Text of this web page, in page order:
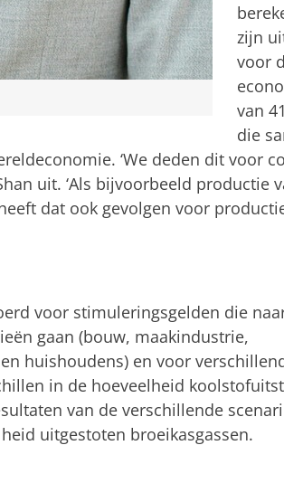
zijn
voor
van
die
‘We deden dit voor
uit. ‘Als bijvoorbeeld productie
dat ook gevolgen voor
voor stimuleringsgelden die
gaan (bouw, maakindustrie,
huishoudens) en voor
in de hoeveelheid
van de verschillende
uitgestoten broeikasgassen.